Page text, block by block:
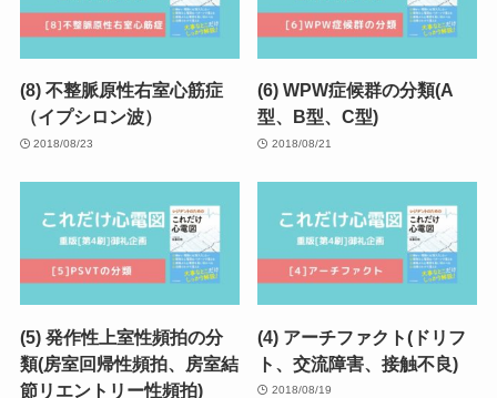
(8) 不整脈原性右室心筋症
（イプシロン波）
2018/08/23
(6) WPW症候群の分類(A
型、B型、C型)
2018/08/21
(5) 発作性上室性頻拍の分
類(房室回帰性頻拍、房室結
節リエントリー性頻拍)
(4) アーチファクト(ドリフ
ト、交流障害、接触不良)
2018/08/19